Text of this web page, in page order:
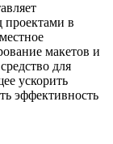
проектами в
макетов и
для
ускорить
эффективность